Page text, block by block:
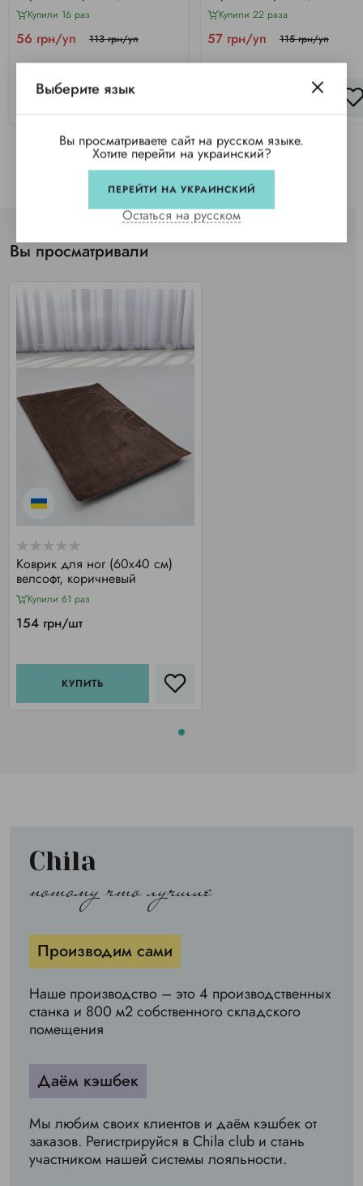
коричневые
Купили 16 раз
56 грн/уп 113 грн/уп
КУПИТЬ
коричневые
Купили 22 раза
57 грн/уп 115 грн/уп
Вы просматривали
Коврик для ног (60х40 см)
велсофт, коричневый
Купили 61 раз
154 грн/шт
КУПИТЬ
Chila
потому что лучшие
Производим сами
Наше производство – это 4 производственных
станка и 800 м2 собственного складского
помещения
Даём кэшбек
Мы любим своих клиентов и даём кэшбек от
заказов. Регистрируйся в Chila club и стань
участником нашей системы лояльности.
Выберите язык
Вы просматриваете сайт на русском языке.
Хотите перейти на украинский?
ПЕРЕЙТИ НА УКРАИНСКИЙ
Остаться на русском